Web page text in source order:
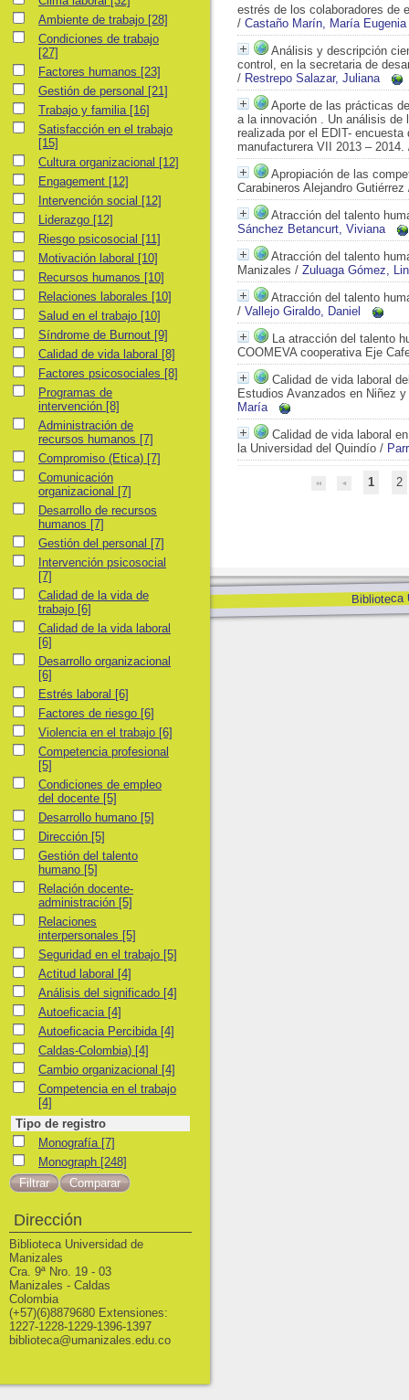
estrés de los colaboradores de
/ Castaño Marín, María Eugenia
Análisis y descripción
control, en la secretaria de
/ Restrepo Salazar, Juliana
Aporte de las prácticas
a la innovación . Un análisis de
realizada por el EDIT-
manufacturera VII 2013 – 2014.
Apropiación de las
Carabineros Alejandro Gutiérrez
Atracción del talento
Sánchez Betancurt, Viviana
Atracción del talento
Manizales / Zuluaga Gómez,
Atracción del talento
/ Vallejo Giraldo, Daniel
La atracción del talento
COOMEVA cooperativa Eje
Calidad de vida laboral
Estudios Avanzados en Niñez
María
Calidad de vida laboral
la Universidad del Quindío /
1 2
Biblioteca
Ambiente de trabajo
Ambiente de trabajo [28]
Condiciones de trabajo
Condiciones de trabajo
[27]
Factores humanos
Factores humanos [23]
Gestión de personal
Gestión de personal [21]
Trabajo y familia
Trabajo y familia [16]
Satisfacción en el trabajo
Satisfacción en el trabajo
[15]
Cultura organizacional
Cultura organizacional [12]
Engagement
Engagement [12]
Intervención social
Intervención social [12]
LiderazgoLiderazgo [12]
Riesgo psicosocial
Riesgo psicosocial [11]
Motivación laboral
Motivación laboral [10]
Recursos humanos
Recursos humanos [10]
Relaciones laborales
Relaciones laborales [10]
Salud en el trabajo
Salud en el trabajo [10]
Síndrome de Burnout
Síndrome de Burnout [9]
Calidad de vida laboral
Calidad de vida laboral [8]
Factores psicosociales
Factores psicosociales [8]
Programas de intervención
Programas de
intervención [8]
Administración de recursos humanos
Administración de
recursos humanos [7]
Compromiso (Etica)
Compromiso (Etica) [7]
Comunicación organizacional
Comunicación
organizacional [7]
Desarrollo de recursos humanos
Desarrollo de recursos
humanos [7]
Gestión del personal
Gestión del personal [7]
Intervención psicosocial
Intervención psicosocial
[7]
Calidad de la vida de trabajo
Calidad de la vida de
trabajo [6]
Calidad de la vida laboral
Calidad de la vida laboral
[6]
Desarrollo organizacional
Desarrollo organizacional
[6]
Estrés laboral
Estrés laboral [6]
Factores de riesgo
Factores de riesgo [6]
Violencia en el trabajo
Violencia en el trabajo [6]
Competencia profesional
Competencia profesional
[5]
Condiciones de empleo del docente
Condiciones de empleo
del docente [5]
Desarrollo humano
Desarrollo humano [5]
DirecciónDirección [5]
Gestión del talento humano
Gestión del talento
humano [5]
Relación docente-administración
Relación docente-
administración [5]
Relaciones interpersonales
Relaciones
interpersonales [5]
Seguridad en el trabajo
Seguridad en el trabajo [5]
Actitud laboral
Actitud laboral [4]
Análisis del significado
Análisis del significado [4]
Autoeficacia
Autoeficacia [4]
Autoeficacia Percibida
Autoeficacia Percibida [4]
Caldas-Colombia)
Caldas-Colombia) [4]
Cambio organizacional
Cambio organizacional [4]
Competencia en el trabajo
Competencia en el trabajo
[4]
Tipo de registro
Monografía
Monografía [7]
Monograph
Monograph [248]
Dirección
Biblioteca Universidad de
Manizales
Cra. 9ª Nro. 19 - 03
Manizales - Caldas
Colombia
(+57)(6)8879680 Extensiones:
1227-1228-1229-1396-1397
biblioteca@umanizales.edu.co